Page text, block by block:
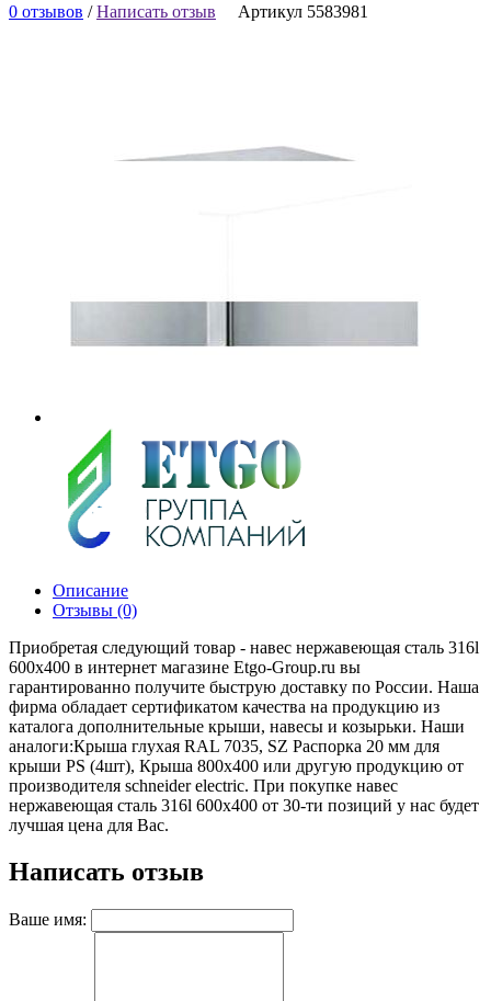
0 отзывов /Написать отзыв Артикул 5583981
Описание
Отзывы (0)
Приобретая следующий товар - навес нержавеющая сталь 316l
600х400 в интернет магазине Etgo-Group.ru вы
гарантированно получите быструю доставку по России. Наша
фирма обладает сертификатом качества на продукцию из
каталога дополнительные крыши, навесы и козырьки. Наши
аналоги:Крыша глухая RAL 7035, SZ Распорка 20 мм для
крыши PS (4шт), Крыша 800х400 или другую продукцию от
производителя schneider electric. При покупке навес
нержавеющая сталь 316l 600х400 от 30-ти позиций у нас будет
лучшая цена для Вас.
Написать отзыв
Ваше имя: